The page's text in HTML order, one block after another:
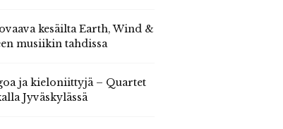
kesäilta Earth, Wind &
musiikin tahdissa
ja kieloniittyjä – Quartet
Jyväskylässä